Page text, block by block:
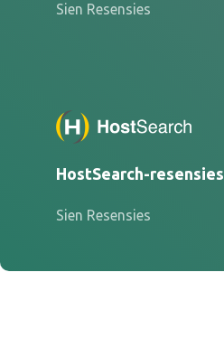
Sien Resensies
HostSearch-resensies
Sien Resensies